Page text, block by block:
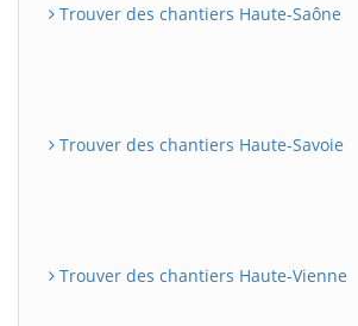
Trouver des chantiers Haute-Saône
Trouver des chantiers Haute-Savoie
Trouver des chantiers Haute-Vienne